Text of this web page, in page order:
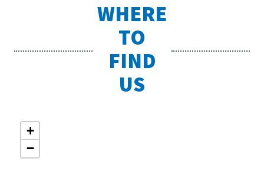
WHERE
TO
FIND
US
+
−